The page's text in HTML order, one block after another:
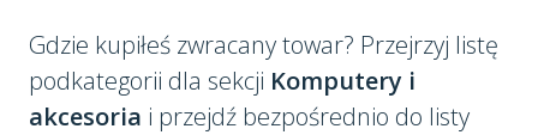
Gdzie kupiłeś zwracany towar? Przejrzyj listę
podkategorii dla sekcji Komputery i
akcesoria i przejdź bezpośrednio do listy